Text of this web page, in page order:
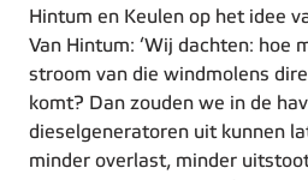
Hintum en Keulen op het idee
Van Hintum: ‘Wij dachten: hoe
stroom van die windmolens
komt? Dan zouden we in de
dieselgeneratoren uit kunnen
minder overlast, minder